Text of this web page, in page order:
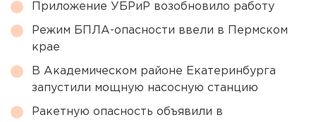
Приложение УБРиР возобновило работу
Режим БПЛА-опасности ввели в Пермском
крае
В Академическом районе Екатеринбурга
запустили мощную насосную станцию
Ракетную опасность объявили в